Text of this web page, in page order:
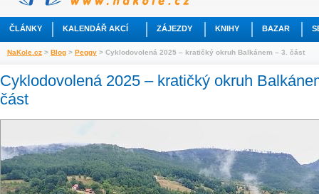
ČLÁNKY KALENDÁŘ AKCÍ ZÁJEZDY KNIHY BAZAR
NaKole.cz > Blog > Peggy > Cyklodovolená 2025 – kratičký okruh Balkánem – 3. část
Cyklodovolená 2025 – kratičký okruh
část